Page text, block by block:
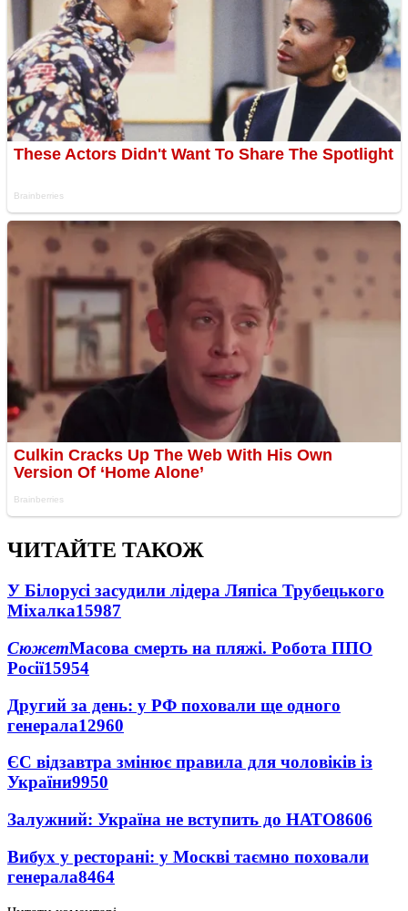
ЧИТАЙТЕ ТАКОЖ
У Білорусі засудили лідера Ляпіса Трубецького
Міхалка15987
СюжетМасова смерть на пляжі. Робота ППО
Росії15954
Другий за день: у РФ поховали ще одного
генерала12960
ЄС відзавтра змінює правила для чоловіків із
України9950
Залужний: Україна не вступить до НАТО8606
Вибух у ресторані: у Москві таємно поховали
генерала8464